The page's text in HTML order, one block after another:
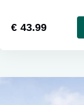
€ 43.99